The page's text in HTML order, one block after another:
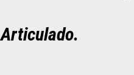
Articulado.